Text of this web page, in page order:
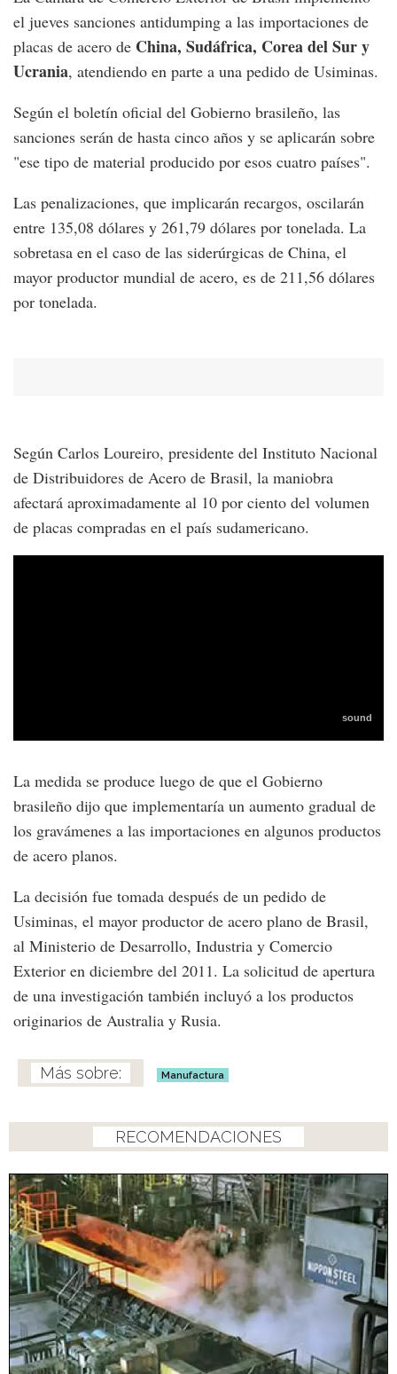
el jueves sanciones antidumping a las importaciones de
placas de acero de China, Sudáfrica, Corea del Sur y
Ucrania, atendiendo en parte a una pedido de Usiminas.
Según el boletín oficial del Gobierno brasileño, las
sanciones serán de hasta cinco años y se aplicarán sobre
"ese tipo de material producido por esos cuatro países".
Las penalizaciones, que implicarán recargos, oscilarán
entre 135,08 dólares y 261,79 dólares por tonelada. La
sobretasa en el caso de las siderúrgicas de China, el
mayor productor mundial de acero, es de 211,56 dólares
por tonelada.
Según Carlos Loureiro, presidente del Instituto Nacional
de Distribuidores de Acero de Brasil, la maniobra
afectará aproximadamente al 10 por ciento del volumen
de placas compradas en el país sudamericano.
La medida se produce luego de que el Gobierno
brasileño dijo que implementaría un aumento gradual de
los gravámenes a las importaciones en algunos productos
de acero planos.
La decisión fue tomada después de un pedido de
Usiminas, el mayor productor de acero plano de Brasil,
al Ministerio de Desarrollo, Industria y Comercio
Exterior en diciembre del 2011. La solicitud de apertura
de una investigación también incluyó a los productos
originarios de Australia y Rusia.
Manufactura
RECOMENDACIONES